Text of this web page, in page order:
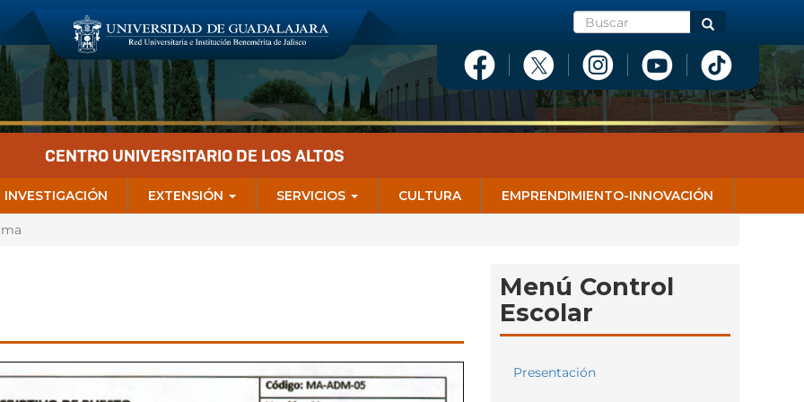
Buscar Buscar
CENTRO UNIVERSITARIO DE LOS ALTOS
INVESTIGACIÓN EXTENSIÓN SERVICIOS CULTURA EMPRENDIMIENTO-INNOVACIÓN
Menú Control
Escolar
Presentación